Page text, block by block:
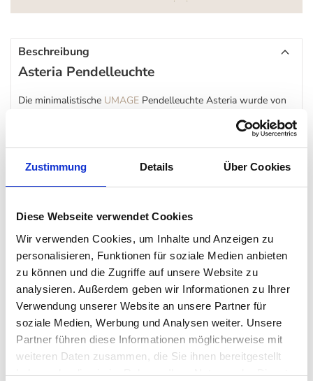
Zustimmung Details Über Cookies
Diese Webseite verwendet Cookies
Wir verwenden Cookies, um Inhalte und Anzeigen zu
personalisieren, Funktionen für soziale Medien anbieten
zu können und die Zugriffe auf unsere Website zu
analysieren. Außerdem geben wir Informationen zu Ihrer
Verwendung unserer Website an unsere Partner für
soziale Medien, Werbung und Analysen weiter. Unsere
Partner führen diese Informationen möglicherweise mit
weiteren Daten zusammen, die Sie ihnen bereitgestellt
haben oder die sie im Rahmen Ihrer Nutzung der Dienste
Beschreibung
Asteria Pendelleuchte
Die minimalistische UMAGE Pendelleuchte Asteria wurde von
Søren Ravn Christensen entworfen. Sie sticht vor allem durch
Leuchtenform ins Auge. Hergestellt ist die Asteria
verbaut.
Die moderneLeuchteAsterie hängt nicht nur perfekt im
Wohnzimmer über dem Esstisch, sondern auch zum Beispiel im
Empfangsbereich von Hotels und Restaurants.
Der Schirm von Asteria ist in sieben verschiedenen,
faszinierenden Farben erhältlich. Die Aufhängung der Lampe
gibt es in den Ausführungen Messing, Stahl und schwarz. Bei